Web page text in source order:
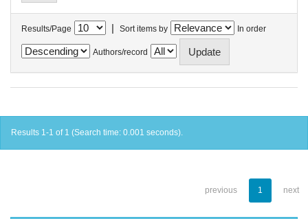
Results/Page | Sort items by In order
Authors/record
Results 1-1 of 1 (Search time: 0.001 seconds).
previous 1 next